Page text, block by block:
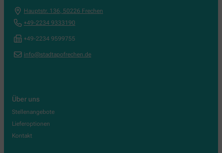
Hauptstr. 136 50226 Frechen
+49-2234 9333190
+49-2234 9599755
info@stadtapofrechen.de
Über uns
Stellenangebote
Lieferoptionen
Kontakt